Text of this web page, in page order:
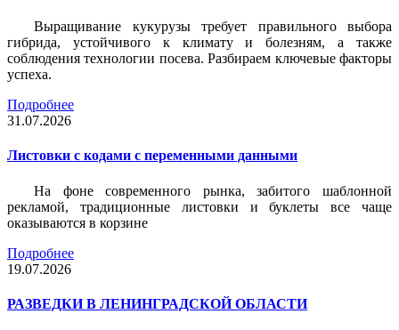
Выращивание кукурузы требует правильного выбора
гибрида, устойчивого к климату и болезням, а также
соблюдения технологии посева. Разбираем ключевые факторы
успеха.
Подробнее
31.07.2026
Листовки c кодами с переменными данными
На фоне современного рынка, забитого шаблонной
рекламой, традиционные листовки и буклеты все чаще
оказываются в корзине
Подробнее
19.07.2026
РАЗВЕДКИ В ЛЕНИНГРАДСКОЙ ОБЛАСТИ